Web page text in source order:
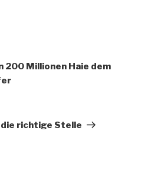
200 Millionen Haie dem
die richtige Stelle